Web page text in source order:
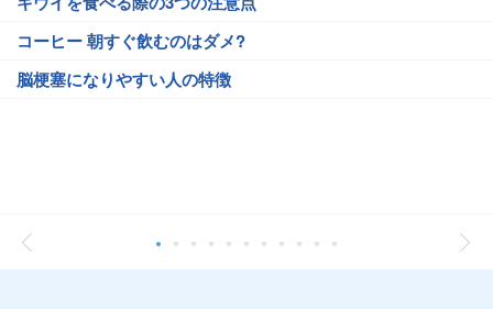
コーヒー 朝すぐ飲むのはダメ?
脳梗塞になりやすい人の特徴